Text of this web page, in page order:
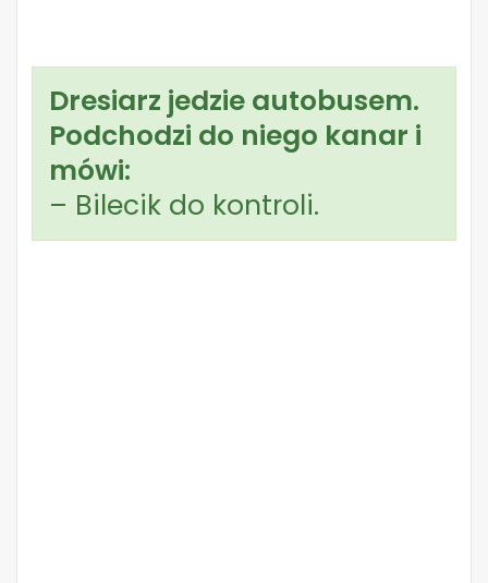
Dresiarz jedzie autobusem.
Podchodzi do niego kanar i
mówi:
– Bilecik do kontroli.